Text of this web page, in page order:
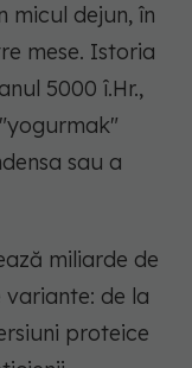
micul dejun, în
mese. Istoria
5000 î.Hr.,
sau a
miliarde de
de la
proteice